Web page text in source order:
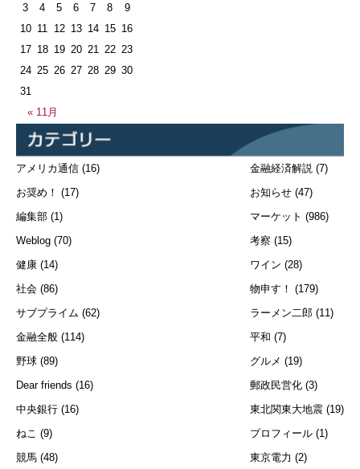
« 11月
3
4 5 6 7 8
9
10 11 12 13 14 15 16
17 18 19 20 21 22 23
24 25 26 27 28 29 30
31
アメリカ通信 (16)
お奨め！ (17)
編集部 (1)
Weblog (70)
健康 (14)
社会 (86)
サブプライム (62)
金融全般 (114)
野球 (89)
Dear friends (16)
中央銀行 (16)
ねこ (9)
競馬 (48)
金融経済解説 (7)
お知らせ (47)
マーケット (986)
考察 (15)
ワイン (28)
物申す！ (179)
ラーメン二郎 (11)
平和 (7)
グルメ (19)
郵政民営化 (3)
東北関東大地震 (19)
プロフィール (1)
東京電力 (2)